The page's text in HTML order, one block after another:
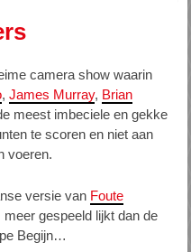
camera show waarin
, James Murray, Brian
meest imbeciele en gekke
te scoren en niet aan
voeren.
versie van Foute
gespeeld lijkt dan de
Begijn…